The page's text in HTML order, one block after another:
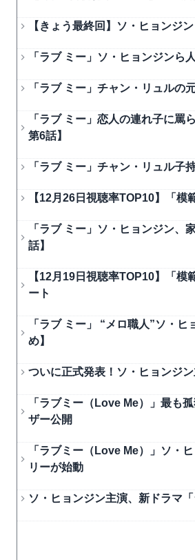
【きょう最終回】ソ・ヒョンジ
「ラブ ミー」ソ・ヒョンジンら
「ラブ ミー」チャン・リュルの
「ラブ ミー」恋人の連れ子に
第6話】
「ラブ ミー」チャン・リュル子
【12月26日視聴率TOP10】「
「ラブ ミー」ソ・ヒョンジン
話】
【12月19日視聴率TOP10】「
ート
「ラブ ミー」 “メロ職人”ソ・
め】
ついに正式発表！ソ・ヒョンジ
「ラブミー（Love Me）」最も
ザー公開
「ラブミー（Love Me）」ソ・
リーが始動
ソ・ヒョンジン主演、新ドラマ